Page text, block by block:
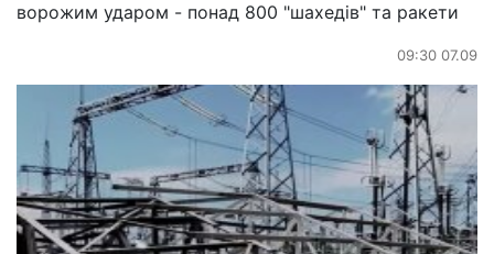
ворожим ударом - понад 800 "шахедів" та ракети
09:30 07.09